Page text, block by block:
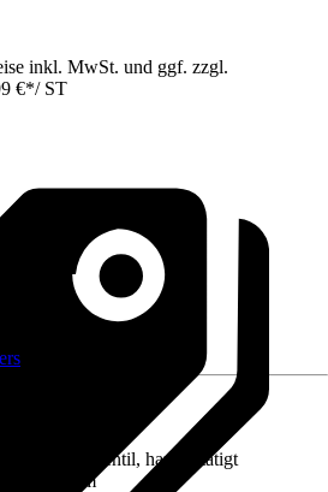
inkl. MwSt. und ggf. zzgl.
€*/ ST
Körbchenventil, handbetätigt
60 cm